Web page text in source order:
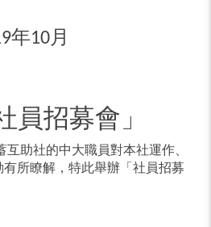
年10月
員招募會」
助社的中大職員對本社運作、
所瞭解，特此舉辦「社員招募